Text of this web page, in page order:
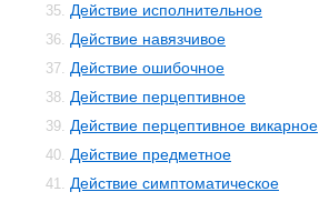
35. Действие исполнительное
36. Действие навязчивое
37. Действие ошибочное
38. Действие перцептивное
39. Действие перцептивное викарное
40. Действие предметное
41. Действие симптоматическое